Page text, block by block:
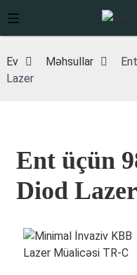
Ev Məhsullar
Lazer
Ent üçün
Diod Lazer